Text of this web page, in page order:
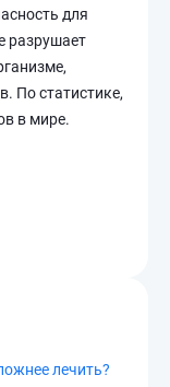
для
разрушает
По статистике,
в мире.
лечить?